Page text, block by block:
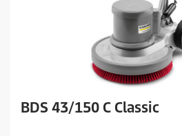
BDS 43/150 C Classic